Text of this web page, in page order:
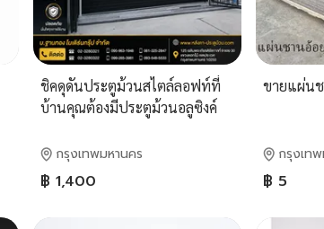
ชิคดุดันประตูม้วนสไตล์ลอฟท์ที่
บ้านคุณต้องมีประตูม้วนอลูซิงค์
เดิร์นกรุ๊ปผิวสวยไม่เป็นสนิม
ระบายอากาศดีเปิดปิดเงียบนุ่ม
นวลสุดๆ
กรุงเทพมหานคร
฿ 1,400
ขายแผ่น
กรุงเท
฿ 5